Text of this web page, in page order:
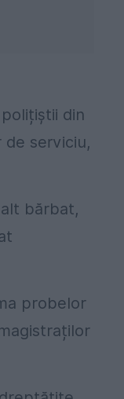
din
serviciu,
bărbat,
probelor